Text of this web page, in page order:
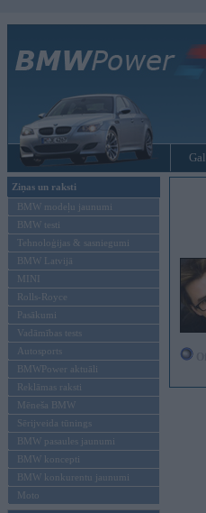
Ziņas un raksti
BMW modeļu jaunumi
BMW testi
Tehnoloģijas & sasniegumi
BMW Latvijā
MINI
Rolls-Royce
Pasākumi
Vadāmības tests
Autosports
BMWPower aktuāli
Reklāmas raksti
Mēneša BMW
Sērijveida tūnings
BMW pasaules jaunumi
BMW koncepti
BMW konkurentu jaunumi
Moto